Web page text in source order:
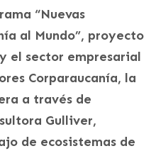
“Nuevas
al Mundo”, proyecto
el sector empresarial
Corparaucanía, la
a través de
Gulliver,
de ecosistemas de